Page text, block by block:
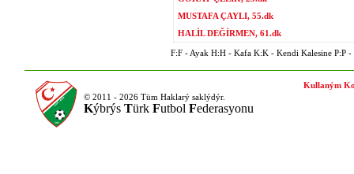
MUSTAFA ÇAYLI, 55.dk
HALİL DEĞİRMEN, 61.dk
F:F - Ayak H:H - Kafa K:K - Kendi Kalesine P:P -
© 2011 - 2026 Tüm Haklarý saklýdýr.
Kýbrýs Türk Futbol Federasyonu
Kullaným